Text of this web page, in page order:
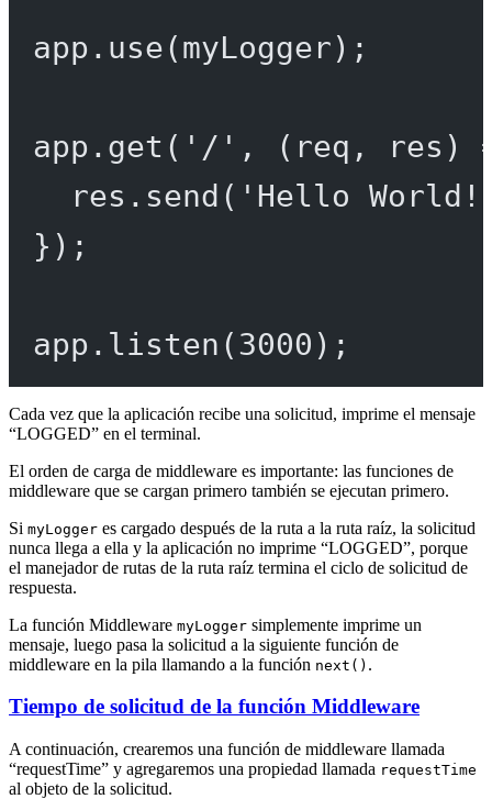
app. use(myLogger);
app. get ( '/' , ( req , res )
res. send ( 'Hello
});
app. listen (3000 );
Cada vez que la aplicación recibe una solicitud, imprime el mensaje
“LOGGED” en el terminal.
El orden de carga de middleware es importante: las funciones de
middleware que se cargan primero también se ejecutan primero.
Si myLogger es cargado después de la ruta a la ruta raíz, la solicitud
nunca llega a ella y la aplicación no imprime “LOGGED”, porque
el manejador de rutas de la ruta raíz termina el ciclo de solicitud de
respuesta.
La función Middleware myLogger simplemente imprime un
mensaje, luego pasa la solicitud a la siguiente función de
middleware en la pila llamando a la función next() .
Tiempo de solicitud de la función Middleware
A continuación, crearemos una función de middleware llamada
“requestTime” y agregaremos una propiedad llamada requestTime
al objeto de la solicitud.